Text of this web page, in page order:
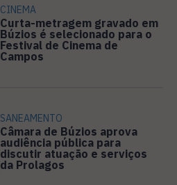
CINEMA
Curta-metragem gravado em
Búzios é selecionado para o
Festival de Cinema de
Campos
SANEAMENTO
Câmara de Búzios aprova
audiência pública para
discutir atuação e serviços
da Prolagos